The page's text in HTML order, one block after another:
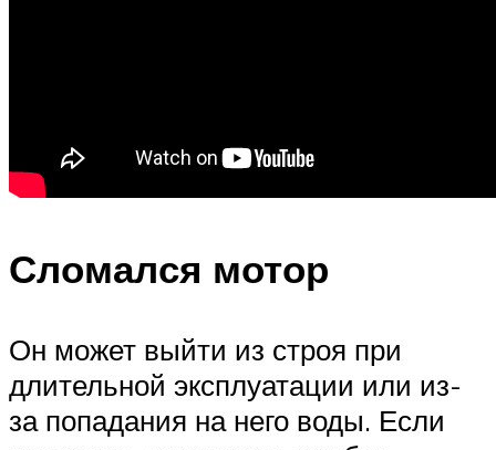
Сломался мотор
Он может выйти из строя при
длительной эксплуатации или из-
за попадания на него воды. Если